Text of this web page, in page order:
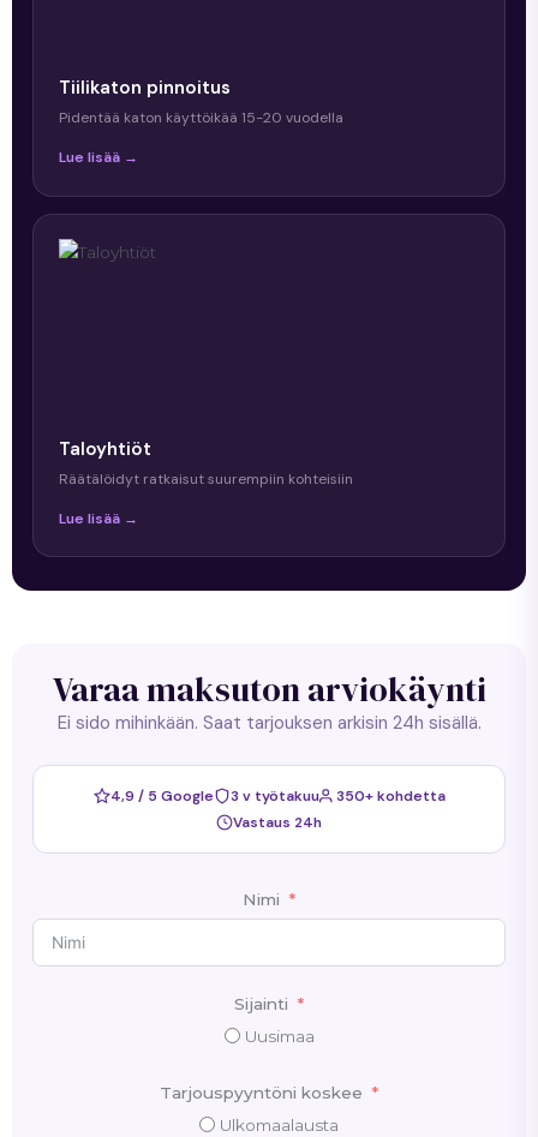
Tiilikaton pinnoitus
Pidentää katon käyttöikää 15-20 vuodella
Lue lisää →
Taloyhtiöt
Räätälöidyt ratkaisut suurempiin kohteisiin
Lue lisää →
Varaa maksuton arviokäynti
Ei sido mihinkään. Saat tarjouksen arkisin 24h sisällä.
4,9 / 5 Google 3 v työtakuu
350+ kohdetta
Vastaus 24h
Nimi
Sijainti
Uusimaa
Tarjouspyyntöni koskee
Ulkomaalausta